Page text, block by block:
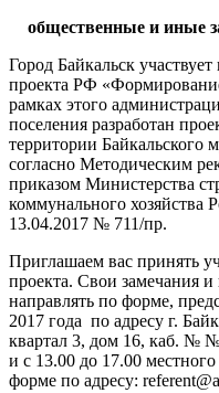
общественные и иные
Город Байкальск
проекта РФ
рамках этого
поселения разработан
территории Байкальского
согласно Методическим
приказом Министерства
коммунального хозяйства
13.04.2017 № 711/пр.
Приглашаем вас принять
проекта. Свои замечания
направлять по форме,
2017 года по адресу г.
квартал 3, дом 16, каб. №
и с 13.00 до 17.00
форме по адресу: